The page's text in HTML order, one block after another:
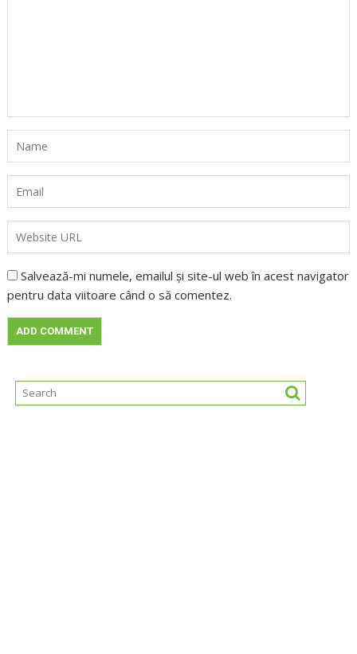
Salvează-mi numele, emailul și site-ul web în acest navigator
pentru data viitoare când o să comentez.